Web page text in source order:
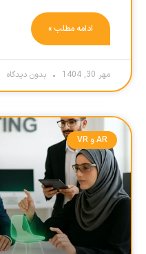
ادامه مطلب »
مهر 30, 1404 بدون دیدگاه
AR و VR